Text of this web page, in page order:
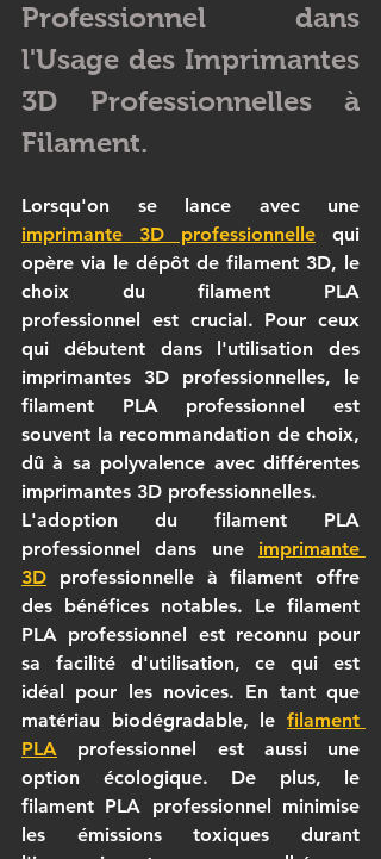
Professionnel dans
l'Usage des Imprimantes
3D Professionnelles à
Filament.
imprimante 3D professionnelle qui
opère via le dépôt de filament 3D, le
choix du filament PLA
professionnel est crucial. Pour ceux
imprimantes 3D professionnelles
filament PLA professionnel est
souvent la recommandation de choix,
imprimantes 3D professionnelles.
L'adoption du filament PLA
professionnel dans une imprimante
3D professionnelle à filament offre
des bénéfices notables. Le filament
PLA professionnel est reconnu pour
sa facilité d'utilisation, ce qui est
idéal pour les novices. En tant que
matériau biodégradable, le filament
PLA professionnel est aussi une
filament PLA professionnel minimise
les émissions toxiques durant